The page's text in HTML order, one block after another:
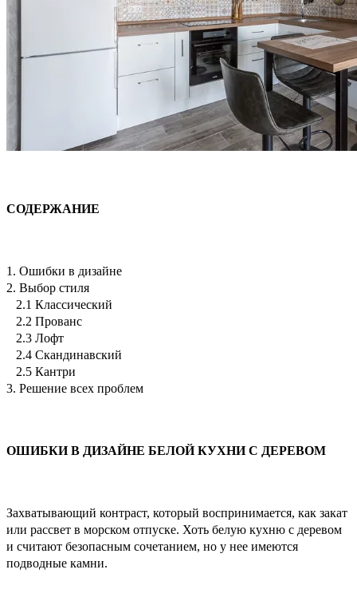
СОДЕРЖАНИЕ
1. Ошибки в дизайне
2. Выбор стиля
2.1 Классический
2.2 Прованс
2.3 Лофт
2.4 Скандинавский
2.5 Кантри
3. Решение всех проблем
ОШИБКИ В ДИЗАЙНЕ БЕЛОЙ КУХНИ С ДЕРЕВОМ
Захватывающий контраст, который воспринимается, как закат
или рассвет в морском отпуске. Хоть белую кухню с деревом
и считают безопасным сочетанием, но у нее имеются
подводные камни.